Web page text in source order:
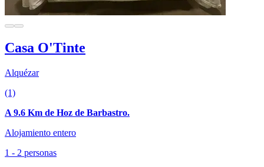
Casa O'Tinte
Alquézar
(1)
A 9.6 Km de Hoz de Barbastro.
Alojamiento entero
1 - 2 personas